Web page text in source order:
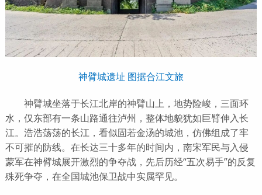
神臂城遗址 图据合江文旅
神臂城坐落于长江北岸的神臂山上，地势险峻，三面环
水，仅东部有一条山路通往泸州，整体地貌犹如巨臂伸入长
江。浩浩荡荡的长江，看似固若金汤的城池，仿佛组成了牢
不可摧的防线。在长达三十多年的时间内，南宋军民与入侵
蒙军在神臂城展开激烈的争夺战，先后历经“五次易手”的反复
殊死争夺，在全国城池保卫战中实属罕见。